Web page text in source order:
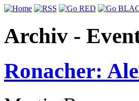
Archiv -
Ronacher: